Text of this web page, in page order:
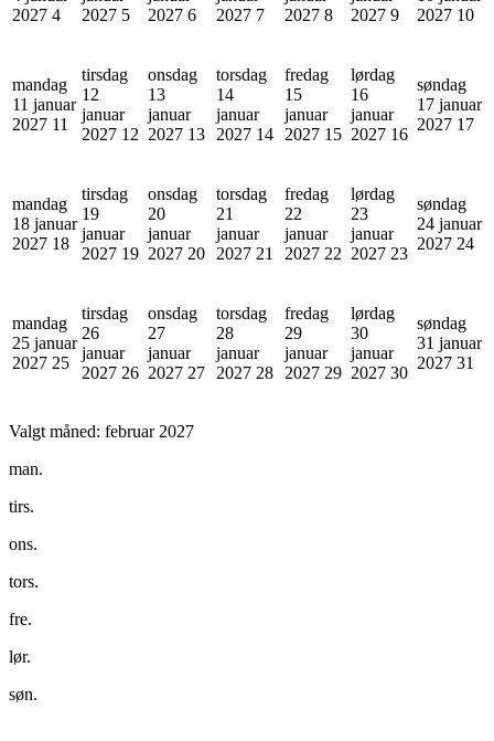
2027 4
2027 5
2027 6
2027 7
2027 8
2027 9
2027 10
mandag
11 januar
2027 11
tirsdag
12
januar
2027 12
onsdag
13
januar
2027 13
torsdag
14
januar
2027 14
fredag
15
januar
2027 15
lørdag
16
januar
2027 16
søndag
17 januar
2027 17
mandag
18 januar
2027 18
tirsdag
19
januar
2027 19
onsdag
20
januar
2027 20
torsdag
21
januar
2027 21
fredag
22
januar
2027 22
lørdag
23
januar
2027 23
søndag
24 januar
2027 24
mandag
25 januar
2027 25
tirsdag
26
januar
2027 26
onsdag
27
januar
2027 27
torsdag
28
januar
2027 28
fredag
29
januar
2027 29
lørdag
30
januar
2027 30
søndag
31 januar
2027 31
Valgt måned: februar 2027
man.
tirs.
ons.
tors.
fre.
lør.
søn.